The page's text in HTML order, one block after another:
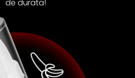
de durata!